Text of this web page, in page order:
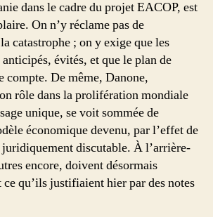
dans le cadre du projet EACOP, est
On n’y réclame pas de
catastrophe ; on y exige que les
évités, et que le plan de
compte. De même, Danone,
rôle dans la prolifération mondiale
unique, se voit sommée de
économique devenu, par l’effet de
discutable. À l’arrière-
encore, doivent désormais
qu’ils justifiaient hier par des notes